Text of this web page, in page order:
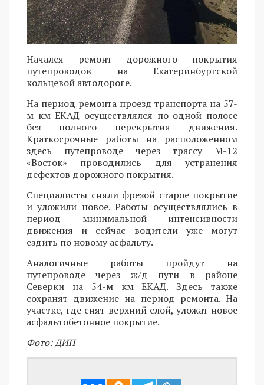
Начался ремонт дорожного покрытия
путепроводов на Екатеринбургской
кольцевой автодороге.
На период ремонта проезд транспорта на 57-
м км ЕКАД осуществлялся по одной полосе
без полного перекрытия движения.
Краткосрочные работы на расположенном
здесь путепроводе через трассу М-12
«Восток» проводились для устранения
дефектов дорожного покрытия.
Специалисты сняли фрезой старое покрытие
и уложили новое. Работы осуществлялись в
период минимальной интенсивности
движения и сейчас водители уже могут
ездить по новому асфальту.
Аналогичные работы пройдут на
путепроводе через ж/д пути в районе
Северки на 54-м км ЕКАД. Здесь также
сохранят движение на период ремонта. На
участке, где снят верхний слой, уложат новое
асфальтобетонное покрытие.
Фото: ДИП